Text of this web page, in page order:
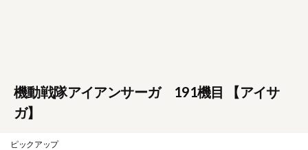
機動戦隊アイアンサーガ 191機目 【アイサ
ガ】
ピックアップ